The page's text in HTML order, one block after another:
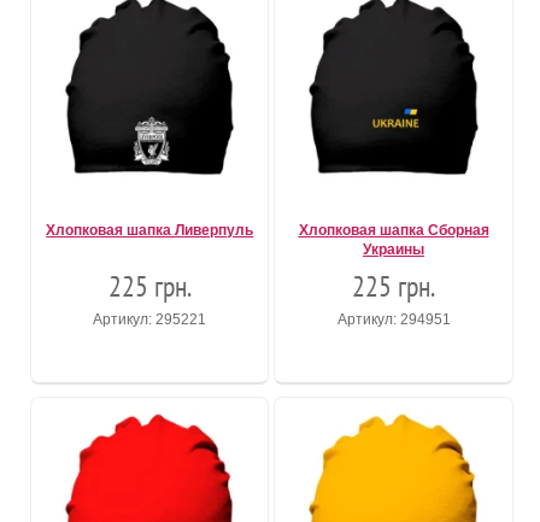
Хлопковая шапка Ливерпуль
225 грн.
Артикул: 295221
Хлопковая шапка Сборная
Украины
225 грн.
Артикул: 294951